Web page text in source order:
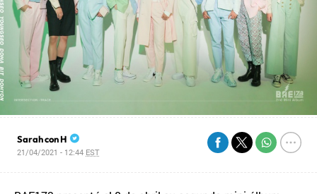
Sarah con H
21/04/2021 - 12:44 EST